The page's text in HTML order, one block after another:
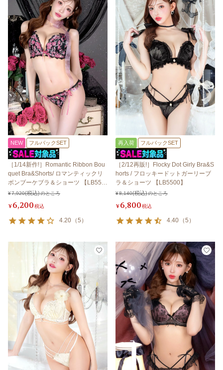
NEW フルバックSET
［1/14新作!］Romantic Ribbon Bou
quet Bra&Shorts/ ロマンティックリ
ボンブーケブラ＆ショーツ 【LB550
0】
¥7,920 のところ
¥6,200税込
4.20 （5 ）
再入荷 フルバックSET
［2/12再販!］Flocky Dot Girly Bra&S
horts / フロッキードットガーリーブ
ラ＆ショーツ 【LB5500】
¥8,140 のところ
¥6,800税込
4.40 （5 ）